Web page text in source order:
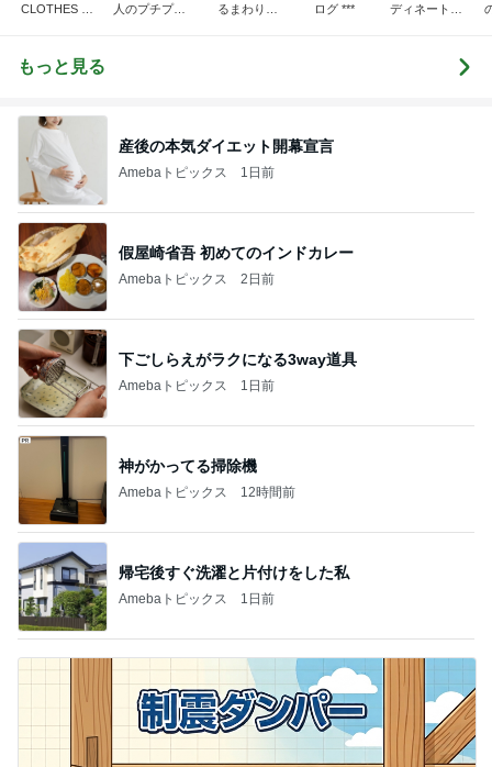
CLOTHES 大
人のプチプラ
るまわり
ログ ***
ディネート日
もっと見る
産後の本気ダイエット開幕宣言
Amebaトピックス 1日前
假屋崎省吾 初めてのインドカレー
Amebaトピックス 2日前
下ごしらえがラクになる3way道具
Amebaトピックス 1日前
神がかってる掃除機
Amebaトピックス 12時間前
帰宅後すぐ洗濯と片付けをした私
Amebaトピックス 1日前